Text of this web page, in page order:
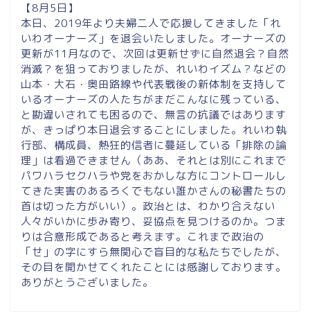
【8月5日】
本日、2019年より夫婦二人で応援してきました「れ
いわオーナーズ」を退会いたしました。オーナーズの
更新が11月なので、次回は更新せずに自然退会？自然
消滅？を狙っておりましたが、れいわイズム？などの
山本・大石・奥田路線や代表戦後の新体制を支持して
いるオーナーズの人たちがまだこんなに残っている、
と勘違いされても困るので、無言の抗議ではあります
が、きっぱり本日退会することにしました。れいわ執
行部、構成員、熱狂的信者に蔓延している「排除の論
理」は看過できません（ああ、それとは別にこれまで
パワハラセクハラや党をおかしな方にコントロールし
てきた実害のあるろくでもない誰かさんの秘書たちの
首は切った方がいい）。政治とは、わかり合えない
人々がいかに歩み寄り、妥協点を見つけるのか。つま
りは合意形成であると考えます。これまで政治の
「せ」の字にすら無関心で盲目的な私たちでしたが、
その目を開かせてくれたことには感謝しております。
ありがとうございました。